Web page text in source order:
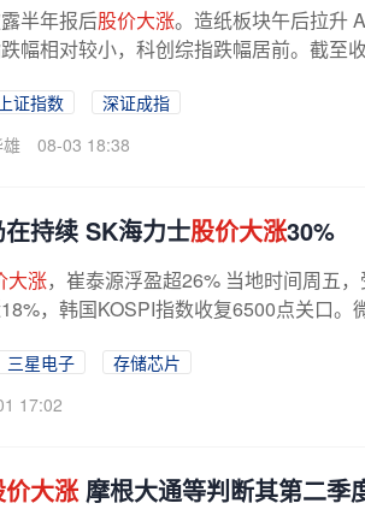
半年报后股价大涨。造纸板块午后拉升 A
幅相对较小，科创综指跌幅居前。截至
上证指数
深证成指
08-03 18:38
持续 SK海力士股价大涨30%
大涨，崔泰源浮盈超26% 当地时间周五
，韩国KOSPI指数收复6500点关口
三星电子
存储芯片
17:02
价大涨摩根大通等判断其第二季